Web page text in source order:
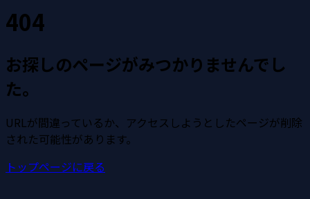
404
お探しのページがみつかりませんでし
た。
URLが間違っているか、アクセスしようとしたページが削除
された可能性があります。
トップページに戻る